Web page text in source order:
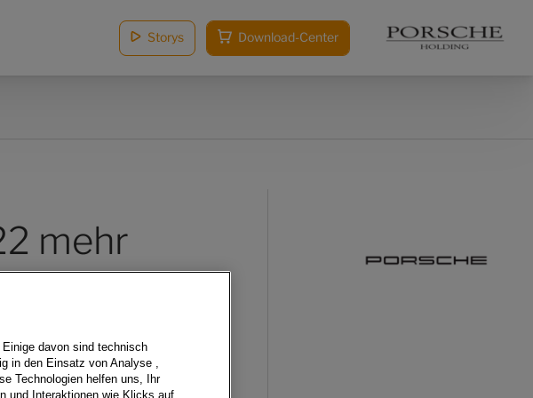
Storys Download-Center
mehr
davon sind technisch
in den Einsatz von Analyse ,
Technologien helfen uns, Ihr
und Interaktionen wie Klicks auf